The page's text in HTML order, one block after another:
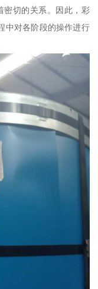
密切的关系。因此，彩
中对各阶段的操作进行